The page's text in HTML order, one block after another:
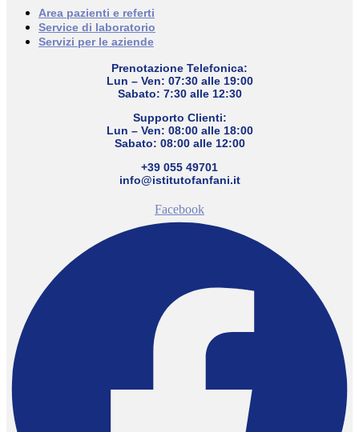
Area pazienti e referti
Service di laboratorio
Servizi per le aziende
Prenotazione Telefonica:
Lun – Ven: 07:30 alle 19:00
Sabato: 7:30 alle 12:30
Supporto Clienti:
Lun – Ven: 08:00 alle 18:00
Sabato: 08:00 alle 12:00
+39 055 49701
info@istitutofanfani.it
Facebook